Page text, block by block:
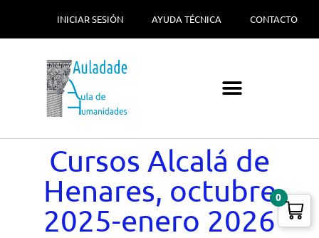
INICIAR SESIÓN AYUDA TÉCNICA CONTACTO
Cursos Alcalá de
Henares, octubre
2025-enero 2026
0